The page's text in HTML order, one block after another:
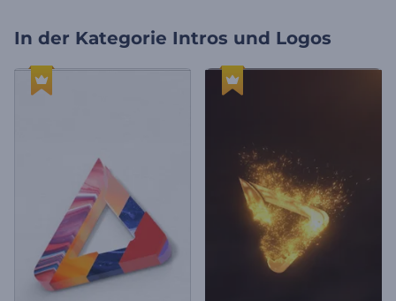
In der Kategorie Intros und Logos